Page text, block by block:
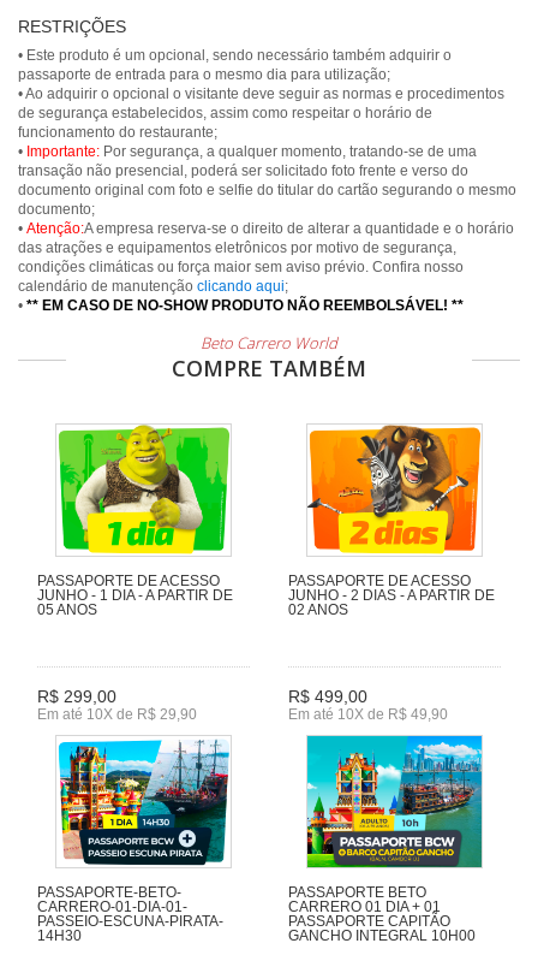
RESTRIÇÕES
• Este produto é um opcional, sendo necessário também adquirir o
passaporte de entrada para o mesmo dia para utilização;
• Ao adquirir o opcional o visitante deve seguir as normas e procedimentos
de segurança estabelecidos, assim como respeitar o horário de
funcionamento do restaurante;
• Importante: Por segurança, a qualquer momento, tratando-se de uma
transação não presencial, poderá ser solicitado foto frente e verso do
documento original com foto e selfie do titular do cartão segurando o mesmo
documento;
• Atenção:A empresa reserva-se o direito de alterar a quantidade e o horário
das atrações e equipamentos eletrônicos por motivo de segurança,
condições climáticas ou força maior sem aviso prévio. Confira nosso
calendário de manutenção clicando aqui;
• ** EM CASO DE NO-SHOW PRODUTO NÃO REEMBOLSÁVEL! **
Beto Carrero World
COMPRE TAMBÉM
PASSAPORTE DE ACESSO
JUNHO - 1 DIA - A PARTIR DE
05 ANOS
R$ 299,00
Em até 10X de R$ 29,90
PASSAPORTE DE ACESSO
JUNHO - 2 DIAS - A PARTIR DE
02 ANOS
R$ 499,00
Em até 10X de R$ 49,90
PASSAPORTE-BETO-
CARRERO-01-DIA-01-
PASSEIO-ESCUNA-PIRATA-
14H30
PASSAPORTE BETO
CARRERO 01 DIA + 01
PASSAPORTE CAPITÃO
GANCHO INTEGRAL 10H00